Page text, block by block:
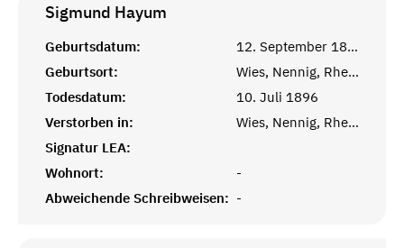
Sigmund Hayum
Geburtsdatum:
12. September 1892
Geburtsort:
Wies, Nennig, Rheinprovinz
Todesdatum:
10. Juli 1896
Verstorben in:
Wies, Nennig, Rheinprovinz
Signatur LEA:
Wohnort:
-
Abweichende Schreibweisen: -